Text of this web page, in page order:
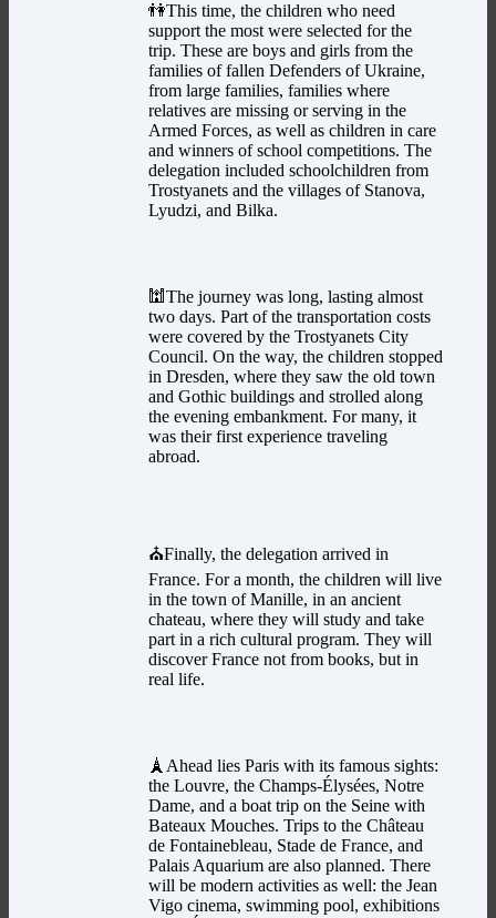
👫This time, the children who need
support the most were selected for the
trip. These are boys and girls from the
families of fallen Defenders of Ukraine,
from large families, families where
relatives are missing or serving in the
Armed Forces, as well as children in care
and winners of school competitions. The
delegation included schoolchildren from
Trostyanets and the villages of Stanova,
Lyudzi, and Bilka.
🕍The journey was long, lasting almost
two days. Part of the transportation costs
were covered by the Trostyanets City
Council. On the way, the children stopped
in Dresden, where they saw the old town
and Gothic buildings and strolled along
the evening embankment. For many, it
was their first experience traveling
abroad.
⛪️Finally, the delegation arrived in
France. For a month, the children will live
in the town of Manille, in an ancient
chateau, where they will study and take
part in a rich cultural program. They will
discover France not from books, but in
real life.
🗼Ahead lies Paris with its famous sights:
the Louvre, the Champs-Élysées, Notre
Dame, and a boat trip on the Seine with
Bateaux Mouches. Trips to the Château
de Fontainebleau, Stade de France, and
Palais Aquarium are also planned. There
will be modern activities as well: the Jean
Vigo cinema, swimming pool, exhibitions